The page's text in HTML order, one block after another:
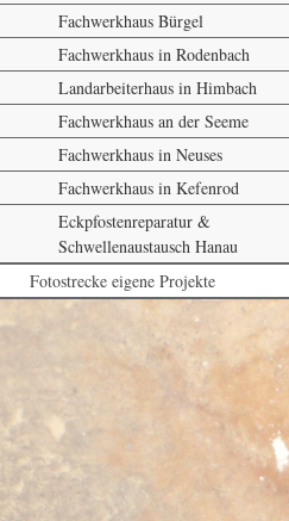
Fachwerkhaus Bürgel
Fachwerkhaus in Rodenbach
Landarbeiterhaus in Himbach
Fachwerkhaus an der Seeme
Fachwerkhaus in Neuses
Fachwerkhaus in Kefenrod
Eckpfostenreparatur &
Schwellenaustausch Hanau
Fotostrecke eigene Projekte